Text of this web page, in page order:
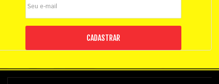
CADASTRAR